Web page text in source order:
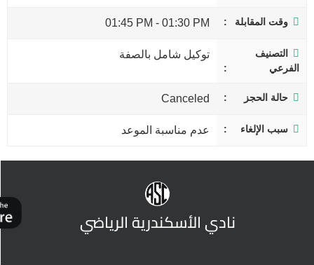
وقت المقابلة 01:30 PM
-
01:45 PM
التصنيف
الفرعي
توكيل شامل بالصفة
حالة الحجز Canceled
سبب الإلغاء عدم مناسبة الموعد
نادي الأسكندرية الرياضي